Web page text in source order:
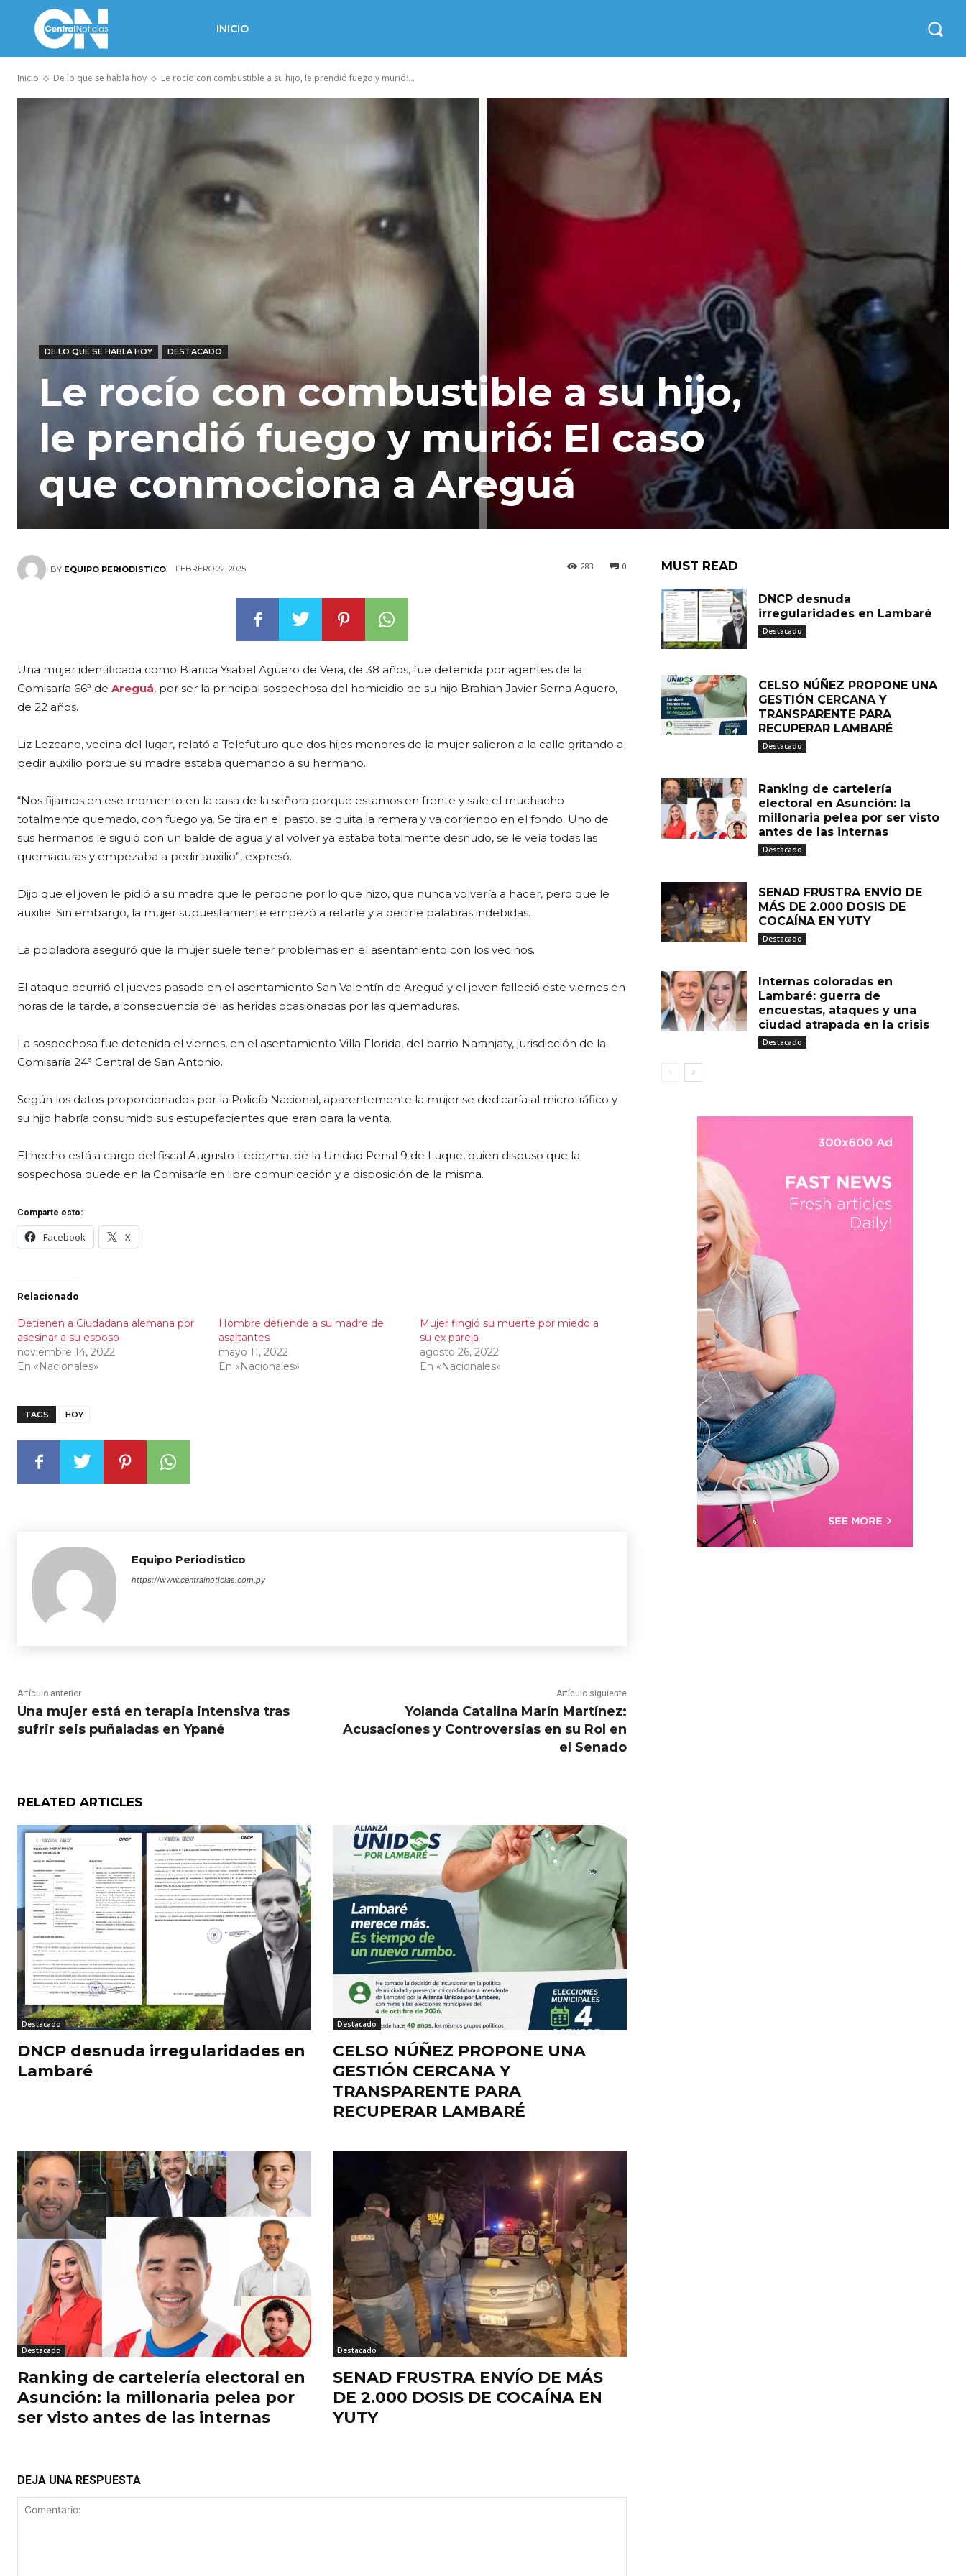
INICIO
Inicio De lo que se habla hoy Le rocío con combustible a su hijo, le prendió fuego y murió:...
DE LO QUE SE HABLA HOY DESTACADO
Le rocío con combustible a su hijo,
le prendió fuego y murió: El caso
que conmociona a Areguá
BY EQUIPO PERIODISTICO FEBRERO 22, 2025 0
283
Una mujer identificada como Blanca Ysabel Agüero de Vera, de 38 años, fue detenida por agentes de la
Comisaría 66ª de Areguá, por ser la principal sospechosa del homicidio de su hijo Brahian Javier Serna Agüero,
de 22 años.
Liz Lezcano, vecina del lugar, relató a Telefuturo que dos hijos menores de la mujer salieron a la calle gritando a
pedir auxilio porque su madre estaba quemando a su hermano.
“Nos fijamos en ese momento en la casa de la señora porque estamos en frente y sale el muchacho
totalmente quemado, con fuego ya. Se tira en el pasto, se quita la remera y va corriendo en el fondo. Uno de
sus hermanos le siguió con un balde de agua y al volver ya estaba totalmente desnudo, se le veía todas las
quemaduras y empezaba a pedir auxilio”, expresó.
Dijo que el joven le pidió a su madre que le perdone por lo que hizo, que nunca volvería a hacer, pero que le
auxilie. Sin embargo, la mujer supuestamente empezó a retarle y a decirle palabras indebidas.
La pobladora aseguró que la mujer suele tener problemas en el asentamiento con los vecinos.
El ataque ocurrió el jueves pasado en el asentamiento San Valentín de Areguá y el joven falleció este viernes en
horas de la tarde, a consecuencia de las heridas ocasionadas por las quemaduras.
La sospechosa fue detenida el viernes, en el asentamiento Villa Florida, del barrio Naranjaty, jurisdicción de la
Comisaría 24ª Central de San Antonio.
Según los datos proporcionados por la Policía Nacional, aparentemente la mujer se dedicaría al microtráfico y
su hijo habría consumido sus estupefacientes que eran para la venta.
El hecho está a cargo del fiscal Augusto Ledezma, de la Unidad Penal 9 de Luque, quien dispuso que la
sospechosa quede en la Comisaría en libre comunicación y a disposición de la misma.
Comparte esto:
Facebook X
Relacionado
Detienen a Ciudadana alemana por
asesinar a su esposo
noviembre 14, 2022
En «Nacionales»
Hombre defiende a su madre de
asaltantes
mayo 11, 2022
En «Nacionales»
Mujer fingió su muerte por miedo a
su ex pareja
agosto 26, 2022
En «Nacionales»
TAGS HOY
Equipo Periodistico
https://www.centralnoticias.com.py
Artículo anterior
Una mujer está en terapia intensiva tras
sufrir seis puñaladas en Ypané
Artículo siguiente
Yolanda Catalina Marín Martínez:
Acusaciones y Controversias en su Rol en
el Senado
RELATED ARTICLES
Destacado
DNCP desnuda irregularidades en
Lambaré
Destacado
CELSO NÚÑEZ PROPONE UNA
GESTIÓN CERCANA Y
TRANSPARENTE PARA
RECUPERAR LAMBARÉ
Destacado
Ranking de cartelería electoral en
Asunción: la millonaria pelea por
ser visto antes de las internas
Destacado
SENAD FRUSTRA ENVÍO DE MÁS
DE 2.000 DOSIS DE COCAÍNA EN
YUTY
DEJA UNA RESPUESTA
MUST READ
DNCP desnuda
irregularidades en Lambaré
Destacado
CELSO NÚÑEZ PROPONE UNA
GESTIÓN CERCANA Y
TRANSPARENTE PARA
RECUPERAR LAMBARÉ
Destacado
Ranking de cartelería
electoral en Asunción: la
millonaria pelea por ser visto
antes de las internas
Destacado
SENAD FRUSTRA ENVÍO DE
MÁS DE 2.000 DOSIS DE
COCAÍNA EN YUTY
Destacado
Internas coloradas en
Lambaré: guerra de
encuestas, ataques y una
ciudad atrapada en la crisis
Destacado